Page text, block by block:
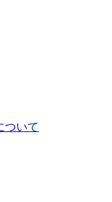
ついて